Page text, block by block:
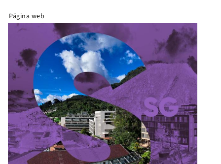
Página web